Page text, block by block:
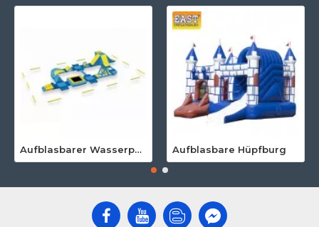
Aufblasbarer Wasserpark Für Erwachsene Aufblasbare Hüpfburg